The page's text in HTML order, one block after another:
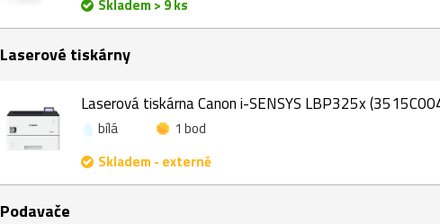
Skladem > 9 ks
Laserové tiskárny
Laserová tiskárna Canon i-SENSYS LBP325x
bílá
1 bod
Skladem - externě
Podavače